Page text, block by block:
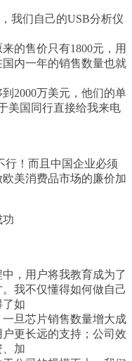
我们自己的USB分析仪
的售价只有1800元，用
内一年的销售数量也就
2000万美元，他们的单
美国同行直接给我来电
行！而且中国企业必须
美消费品市场的廉价加
功
，用户将我教育成为了
我不仅懂得如何做自己
如
旦芯片销售数量增大成
更长远的支持；公司效
加